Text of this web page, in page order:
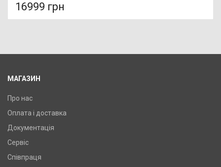
16999 грн
МАГАЗИН
Про нас
Оплата і доставка
Документація
Сервіс
Співпраця